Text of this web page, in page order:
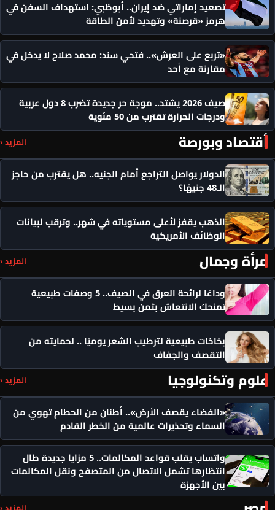
تصعيد إماراتي ضد إيران.. أبوظبي: استهداف السفن في
هرمز «قرصنة» وتهديد لأمن الطاقة
«تربع على العرش».. فتحي سند: محمد صلاح لا يدخل في
مقارنة مع أحد
صيف 2026 يشتد.. موجة حر جديدة تضرب 8 دول عربية
ودرجات الحرارة تقترب من 50 مئوية
أقتصاد وبورصة المزيد ‹
الدولار يواصل التراجع أمام الجنيه.. هل يقترب من حاجز
الـ48 جنيهًا؟
الذهب يقفز لأعلى مستوياته في شهر.. وترقب لبيانات
الوظائف الأمريكية
مرأة وجمال المزيد ‹
وداعًا لرائحة العرق في الصيف.. 5 وصفات طبيعية
تمنحك الانتعاش بثمن بسيط
بخاخات طبيعية لترطيب الشعر يوميًا .. لحمايته من
التقصف والجفاف
علوم وتكنولوجيا المزيد ‹
«الفضاء يقصف الأرض».. أطنان من الحطام تهوي من
السماء وتحذيرات عالمية من الخطر القادم
واتساب يقلب قواعد المكالمات.. 5 مزايا جديدة طال
انتظارها تشمل الاتصال من المتصفح ونقل المكالمات
بين الأجهزة
المزيد ‹